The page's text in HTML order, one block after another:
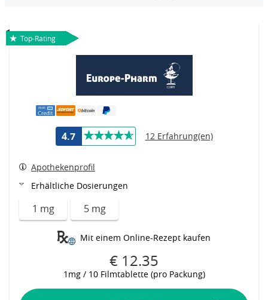
Top-Rating
4.7 12 Erfahrung(en)
Apothekenprofil
Erhältliche Dosierungen
1 mg 5 mg
Mit einem Online-Rezept kaufen
€ 12.35
1mg / 10 Filmtablette (pro Packung)